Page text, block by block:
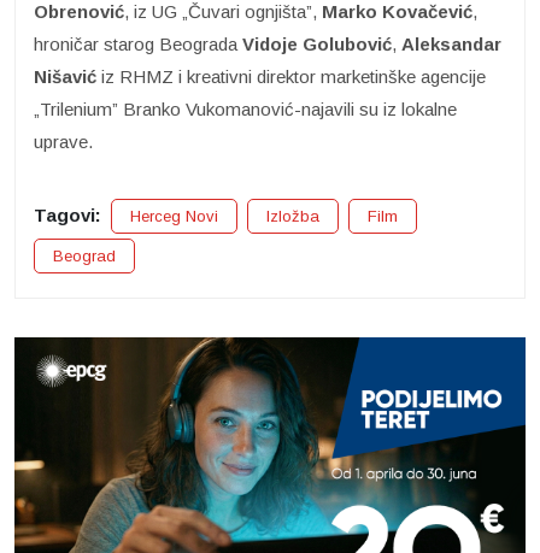
Obrenović, iz UG „Čuvari ognjišta”, Marko Kovačević,
hroničar starog Beograda Vidoje Golubović, Aleksandar
Nišavić iz RHMZ i kreativni direktor marketinške agencije
„Trilenium” Branko Vukomanović-najavili su iz lokalne
uprave.
Tagovi: Herceg Novi Izložba Film
Beograd